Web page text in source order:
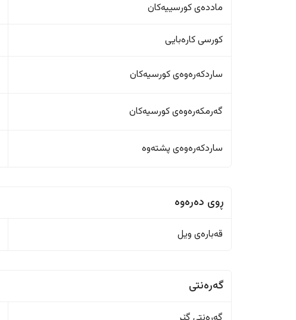
ماددەی کورسییەکان
کورسی کارەبایی
ساردکەرەوەی کورسیەکان
گەرمکەرەوەی کورسیەکان
ساردکەرەوەی پشتەوە
ڕوی دەرەوە
قەبارەی ویل
گەرەنتی